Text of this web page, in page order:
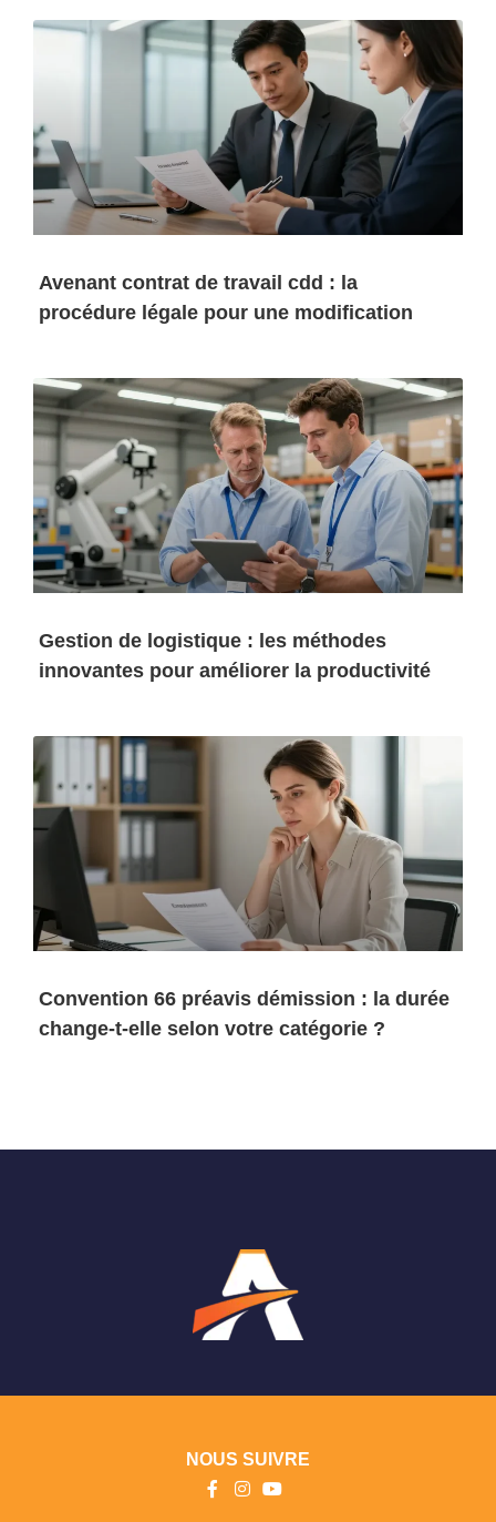
Avenant contrat de travail cdd : la
procédure légale pour une modification
Gestion de logistique : les méthodes
innovantes pour améliorer la productivité
Convention 66 préavis démission : la durée
change-t-elle selon votre catégorie ?
NOUS SUIVRE